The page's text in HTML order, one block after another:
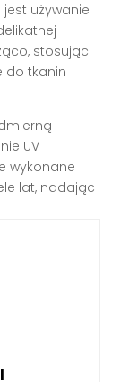
używanie
stosując
do tkanin
UV
wykonane
lat, nadając